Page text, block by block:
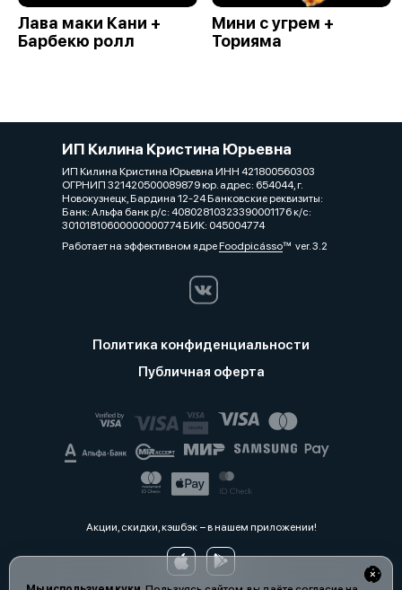
Лава маки Кани +
Барбекю ролл
Мини с угрем +
Торияма
ИП Килина Кристина Юрьевна
ИП Килина Кристина Юрьевна ИНН 421800560303
ОГРНИП 321420500089879 юр. адрес: 654044, г.
Новокузнецк, Бардина 12-24 Банковские реквизиты:
Банк: Альфа банк р/с: 40802810323390001176 к/с:
30101810600000000774 БИК: 045004774
Работает на эффективном ядреFoodpicássover. 3.2
Политика конфиденциальности
Публичная оферта
Акции, скидки, кэшбэк − в нашем приложении!